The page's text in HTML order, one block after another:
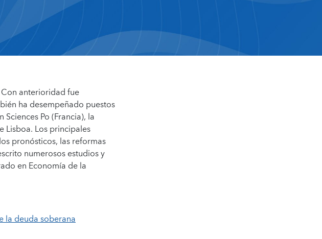
anterioridad fue
ha desempeñado puestos
Po (Francia), la
Lisboa. Los principales
pronósticos, las reformas
numerosos estudios y
en Economía de la
la deuda soberana